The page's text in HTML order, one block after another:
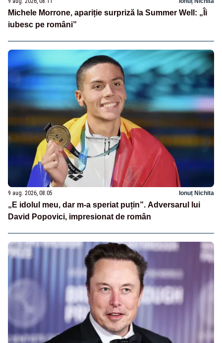
Michele Morrone, apariție surpriză la Summer Well: „Îi
iubesc pe români”
9 aug. 2026, 08:05 Ionuț Nichita
„E idolul meu, dar m-a speriat puțin”. Adversarul lui
David Popovici, impresionat de român